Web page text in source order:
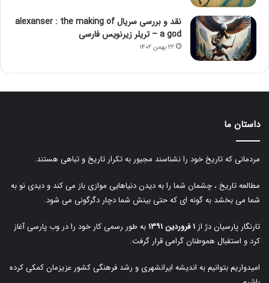
نقد و بررسی سریال alexanser : the making of
a god – تریلر زیرنویس فارسی
۲۲ بهمن ۱۴۰۲
داستان ما
مردمانی که تاریخ خود را نشناسند مجبور به تکرار تاریخ و تباهی هستند.
مطالعه تاریخ ، چشمان شما را به دیدن دنیاهایی موازی باز می کند و دیدی نو به
شما می بخشد به گونه ای که حتی بینش شما دچار دگرگونی می شود.
تارنگار پارسیان دژ از ۱ فروردین ۱۳۹۱
به طور رسمی کار خود را در وب پارسی آغاز
کرد و استقبال هموطنان گرامی قرار گرفت.
امیدواریم بتوانیم به اندیشه ایرانشهری و رشد فرهنگی کشور عزیزمان کمکی کرده